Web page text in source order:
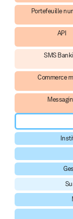
Portefeuille
API
SMS
Commerce